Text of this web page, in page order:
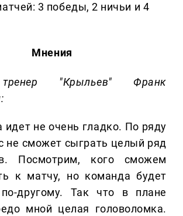
3 победы, 2 ничьи и 4
Мнения
"Крыльев" Франк
идет не очень гладко. По ряду
не сможет сыграть целый ряд
Посмотрим, кого сможем
к матчу, но команда будет
другому. Так что в плане
мной целая головоломка.